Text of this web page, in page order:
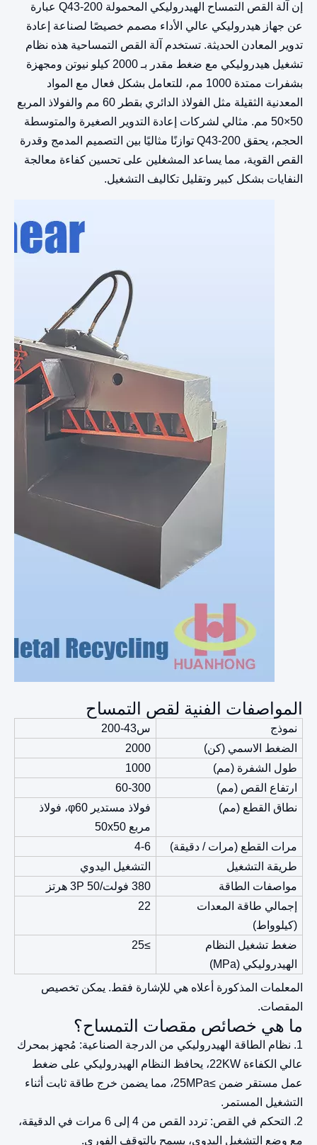
إن آلة القص التمساح الهيدروليكي المحمولة Q43-200 عبارة
عن جهاز هيدروليكي عالي الأداء مصمم خصيصًا لصناعة إعادة
تدوير المعادن الحديثة. تستخدم آلة القص التمساحية هذه نظام
تشغيل هيدروليكي مع ضغط مقدر بـ 2000 كيلو نيوتن ومجهزة
بشفرات ممتدة 1000 مم، للتعامل بشكل فعال مع المواد
المعدنية الثقيلة مثل الفولاذ الدائري بقطر 60 مم والفولاذ المربع
50×50 مم. مثالي لشركات إعادة التدوير الصغيرة والمتوسطة
الحجم، يحقق Q43-200 توازنًا مثاليًا بين التصميم المدمج وقدرة
القص القوية، مما يساعد المشغلين على تحسين كفاءة معالجة
النفايات بشكل كبير وتقليل تكاليف التشغيل.
المواصفات الفنية لقص التمساح
نموذج
س43-200
الضغط الاسمي (كن)
2000
طول الشفرة (مم)
1000
ارتفاع القص (مم)
60-300
نطاق القطع (مم)
فولاذ مستدير φ60، فولاذ
مربع 50x50
مرات القطع (مرات / دقيقة)
4-6
طريقة التشغيل
التشغيل اليدوي
مواصفات الطاقة
380 فولت/3P 50 هرتز
إجمالي طاقة المعدات
(كيلوواط)
22
ضغط تشغيل النظام
الهيدروليكي (MPa)
≥25
المعلمات المذكورة أعلاه هي للإشارة فقط. يمكن تخصيص
المقصات.
ما هي خصائص مقصات التمساح؟
1. نظام الطاقة الهيدروليكي من الدرجة الصناعية: مُجهز بمحرك
عالي الكفاءة 22KW، يحافظ النظام الهيدروليكي على ضغط
عمل مستقر ضمن ≥25MPa، مما يضمن خرج طاقة ثابت أثناء
التشغيل المستمر.
2. التحكم في القص: تردد القص من 4 إلى 6 مرات في الدقيقة،
مع وضع التشغيل اليدوي، يسمح بالتوقف الفوري.